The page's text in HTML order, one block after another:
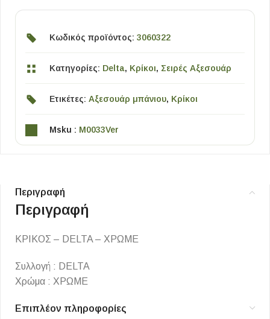
Κωδικός προϊόντος: 3060322
Κατηγορίες: Delta, Κρίκοι, Σειρές Αξεσουάρ
Ετικέτες: Αξεσουάρ μπάνιου, Κρίκοι
Msku : M0033Ver
Περιγραφή
Περιγραφή
ΚΡΙΚΟΣ – DELTA – ΧΡΩΜΕ
Συλλογή : DELTA
Χρώμα : ΧΡΩΜΕ
Επιπλέον πληροφορίες